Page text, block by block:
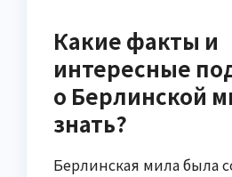
Какие факты и
интересные
о Берлинской
знать?
Берлинская мила была